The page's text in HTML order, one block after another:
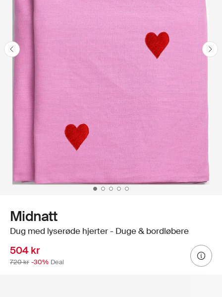
Midnatt
Dug med lyserøde hjerter - Duge & bordløbere
504 kr
720 kr -30% Deal